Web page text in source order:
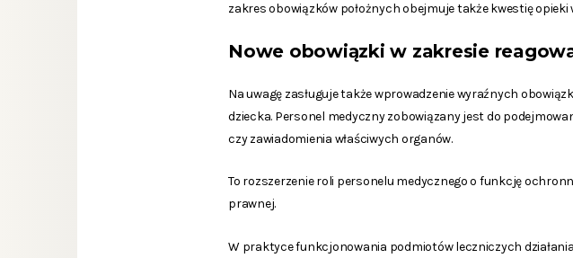
zakres obowiązków położnych obejmuje także kwestię opieki
Nowe obowiązki w zakresie
Na uwagę zasługuje także wprowadzenie wyraźnych
dziecka. Personel medyczny zobowiązany jest do
czy zawiadomienia właściwych organów.
To rozszerzenie roli personelu medycznego o funkcję
prawnej.
W praktyce funkcjonowania podmiotów leczniczych